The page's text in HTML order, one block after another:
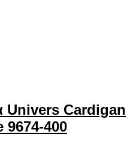
Univers Cardigan
400